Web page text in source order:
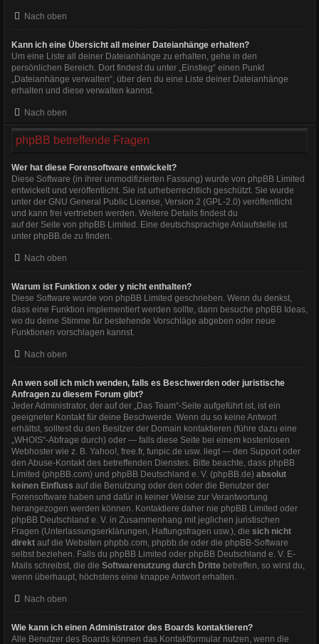
Nach oben
Kann ich eine Übersicht all meiner Dateianhänge erhalten?
Um eine Liste all deiner Dateianhänge zu erhalten, gehe in den
persönlichen Bereich. Dort findest du unter „Einstieg“ einen Punkt
„Dateianhänge verwalten“, über den du eine Liste deiner Dateianhänge
erhalten und diese verwalten kannst.
Nach oben
phpBB betreffende Fragen
Wer hat diese Forensoftware entwickelt?
Diese Software (in ihrer unmodifizierten Fassung) wurde von phpBB Limited
entwickelt und veröffentlicht. Sie ist urheberrechtlich geschützt. Sie wurde
unter der GNU General Public License, Version 2 (GPL-2.0) veröffentlicht
und kann frei vertrieben werden. Weitere Details findest du
auf der Seite von phpBB Limited . Eine deutschsprachige Anlaufstelle ist
unter phpBB.de zu finden.
Nach oben
Warum ist Funktion x oder y nicht enthalten?
Diese Software wurde von phpBB Limited geschrieben. Wenn du denkst,
dass eine Funktion implementiert werden sollte, dann besuche phpBB Ideas
wo du deine Stimme für bestehende Vorschläge abgeben oder neue
Funktionen vorschlagen kannst.
Nach oben
An wen soll ich mich wenden, falls es Beschwerden oder juristische
Anfragen zu diesem Forum gibt?
Jeder Administrator, der auf der „Das Team“-Seite aufgeführt ist, ist ein
geeigneter Kontakt für deine Beschwerde. Wenn du so keine Antwort
erhältst, solltest du den Besitzer der Domain kontaktieren (führe dazu eine
„WHOIS“-Abfrage durch) oder — falls diese Seite bei einem kostenlosen
Webhoster wie z. B. Yahoo!, free.fr, funpic.de usw. liegt — den Support oder
den Abuse-Kontakt des betreffenden Dienstes. Bitte beachte, dass phpBB
Limited (phpBB.com) und phpBB Deutschland e. V. (phpBB.de) absolut
keinen Einfluss auf die Benutzung oder den oder die Benutzer der
Forensoftware haben und dafür in keiner Weise zur Verantwortung
herangezogen werden können. Kontaktiere daher nie phpBB Limited oder
phpBB Deutschland e. V. in Zusammenhang mit jeglichen juristischen
Fragen (Unterlassungserklärungen, Haftungsfragen usw.), die sich nicht
direkt auf die Websiten phpbb.com, phpbb.de oder die phpBB-Software
selbst beziehen. Falls du phpBB Limited oder phpBB Deutschland e. V. E-
Mails schreibst, die die Softwarenutzung durch Dritte betreffen, so wirst du,
wenn überhaupt, höchstens eine knappe Antwort erhalten.
Nach oben
Wie kann ich einen Administrator des Boards kontaktieren?
Alle Benutzer des Boards können das Kontaktformular nutzen, wenn die